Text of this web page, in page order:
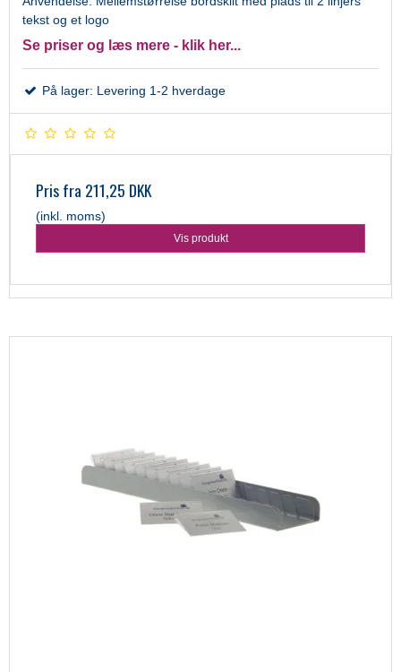
tekst og et logo
Se priser og læs mere - klik her...
På lager: Levering 1-2 hverdage
Pris fra 211,25 DKK
(inkl. moms)
Vis produkt